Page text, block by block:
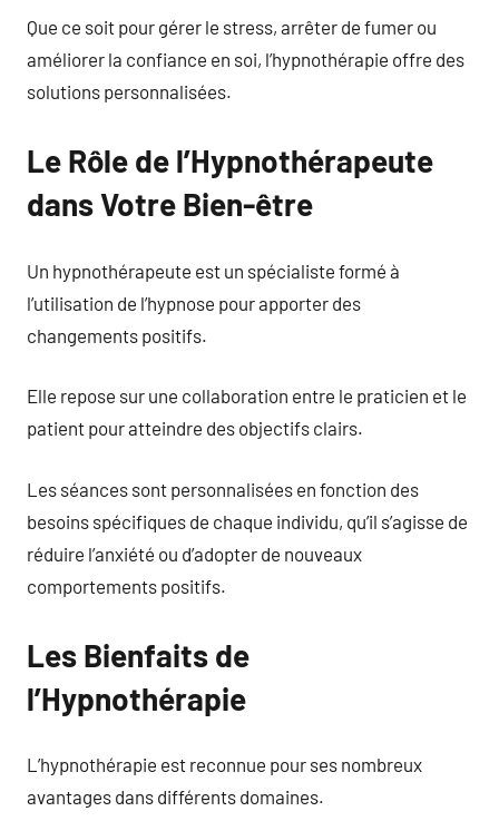
Que ce soit pour gérer le stress, arrêter de fumer ou
améliorer la confiance en soi, l’hypnothérapie offre des
solutions personnalisées.
Le Rôle de l’Hypnothérapeute
dans Votre Bien-être
Un hypnothérapeute est un spécialiste formé à
l’utilisation de l’hypnose pour apporter des
changements positifs.
Elle repose sur une collaboration entre le praticien et le
patient pour atteindre des objectifs clairs.
Les séances sont personnalisées en fonction des
besoins spécifiques de chaque individu, qu’il s’agisse de
réduire l’anxiété ou d’adopter de nouveaux
comportements positifs.
Les Bienfaits de
l’Hypnothérapie
L’hypnothérapie est reconnue pour ses nombreux
avantages dans différents domaines.